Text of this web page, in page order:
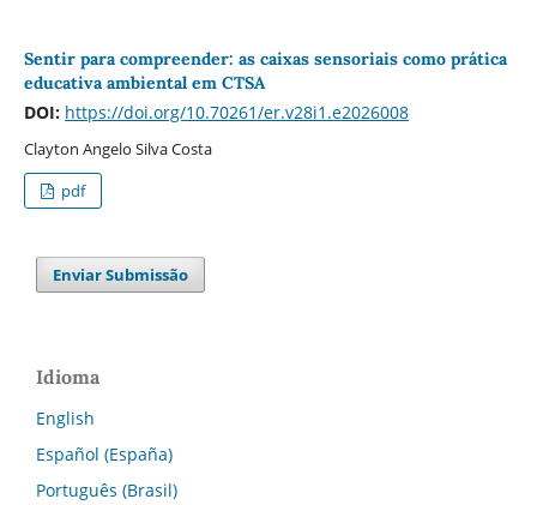
Sentir para compreender: as caixas sensoriais como prática
educativa ambiental em CTSA
DOI: https://doi.org/10.70261/er.v28i1.e2026008
Clayton Angelo Silva Costa
pdf
Enviar Submissão
Idioma
English
Español (España)
Português (Brasil)